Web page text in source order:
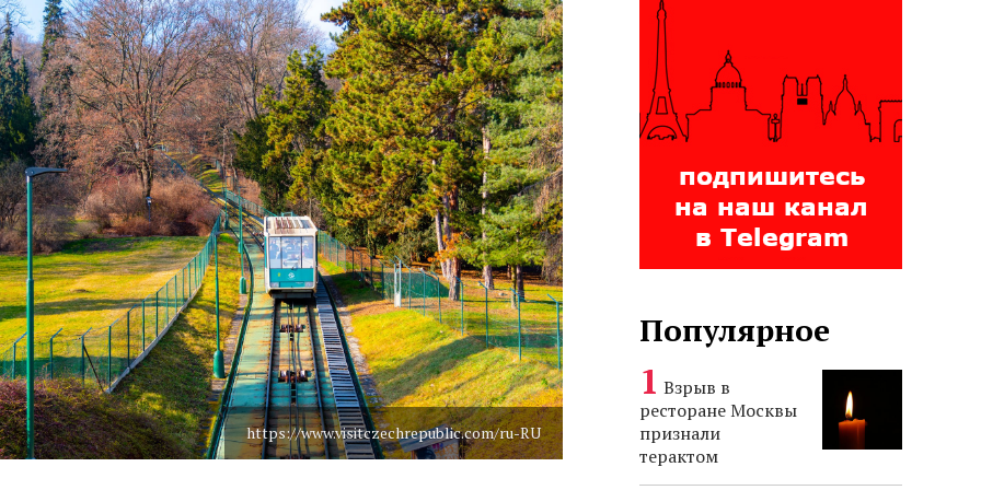
https://www.visitczechrepublic.com/ru-RU
Популярное
Взрыв в
ресторане Москвы
признали
терактом